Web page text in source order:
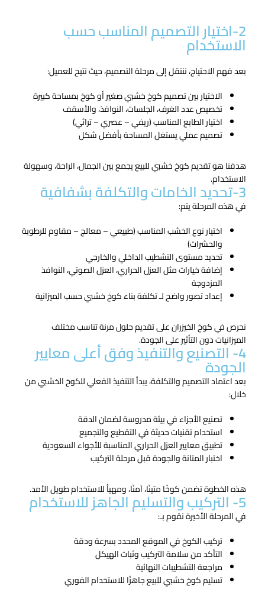
2-اختيار التصميم المناسب حسب
الاستخدام
بعد فهم الاحتياج، ننتقل إلى مرحلة التصميم، حيث نتيح للعميل:
الاختيار بين تصميم كوخ خشبي صغير أو كوخ بمساحة كبيرة
تخصيص عدد الغرف، الجلسات، النوافذ، والأسقف
اختيار الطابع المناسب (ريفي – عصري – تراثي)
تصميم عملي يستغل المساحة بأفضل شكل
هدفنا هو تقديم كوخ خشبي للبيع​ يجمع بين الجمال، الراحة، وسهولة
الاستخدام.
3-تحديد الخامات والتكلفة بشفافية
في هذه المرحلة يتم:
اختيار نوع الخشب المناسب (طبيعي – معالج – مقاوم للرطوبة
والحشرات)
تحديد مستوى التشطيب الداخلي والخارجي
إضافة خيارات مثل العزل الحراري، العزل الصوتي، النوافذ
المزدوجة
إعداد تصور واضح لـ تكلفة بناء كوخ خشبي حسب الميزانية
نحرص في كوخ الخيزران على تقديم حلول مرنة تناسب مختلف
الميزانيات دون التأثير على الجودة.
4- التصنيع والتنفيذ وفق أعلى معايير
الجودة
بعد اعتماد التصميم والتكلفة، يبدأ التنفيذ الفعلي للكوخ الخشبي من
خلال:
تصنيع الأجزاء في بيئة مدروسة لضمان الدقة
استخدام تقنيات حديثة في التقطيع والتجميع
تطبيق معايير العزل الحراري المناسبة للأجواء السعودية
اختبار المتانة والجودة قبل مرحلة التركيب
هذه الخطوة تضمن كوخًا متينًا، آمنًا، ومهيأ للاستخدام طويل الأمد.
5- التركيب والتسليم الجاهز للاستخدام
في المرحلة الأخيرة نقوم بـ:
تركيب الكوخ في الموقع المحدد بسرعة ودقة
التأكد من سلامة التركيب وثبات الهيكل
مراجعة التشطيبات النهائية
تسليم كوخ خشبي للبيع جاهزًا للاستخدام الفوري